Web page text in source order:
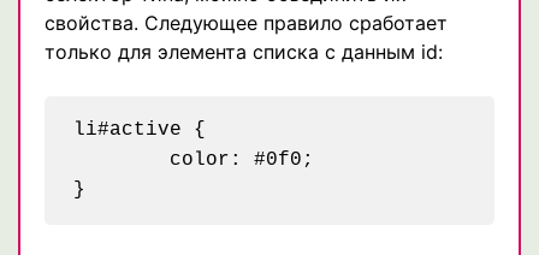
свойства. Следующее правило сработает
только для элемента списка с данным id:
li#active {